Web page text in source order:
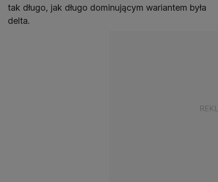
tak długo, jak długo dominującym wariantem była
delta.